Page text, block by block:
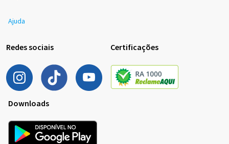
Ajuda
Redes sociais Certificações
Downloads